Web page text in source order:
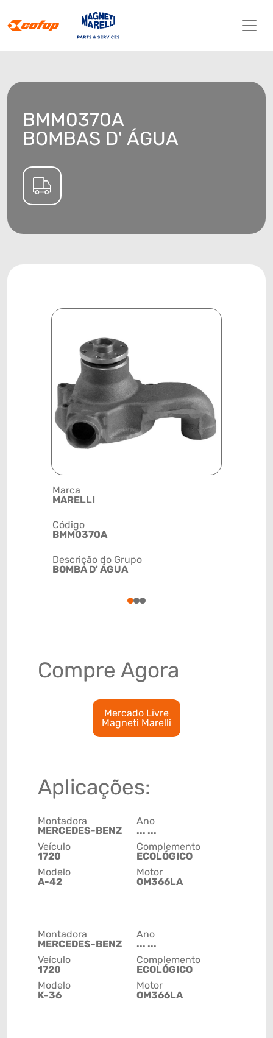
BMM0370A
BOMBAS D' ÁGUA
Marca
MARELLI
Código
BMM0370A
Descrição do Grupo
BOMBA D' ÁGUA
123
Compre Agora
Mercado Livre
Magneti Marelli
Aplicações:
Montadora
MERCEDES-BENZ
Veículo
1720
Modelo
A-42
Ano
... ...
Complemento
ECOLÓGICO
Motor
OM366LA
Montadora
MERCEDES-BENZ
Veículo
1720
Modelo
K-36
Ano
... ...
Complemento
ECOLÓGICO
Motor
OM366LA